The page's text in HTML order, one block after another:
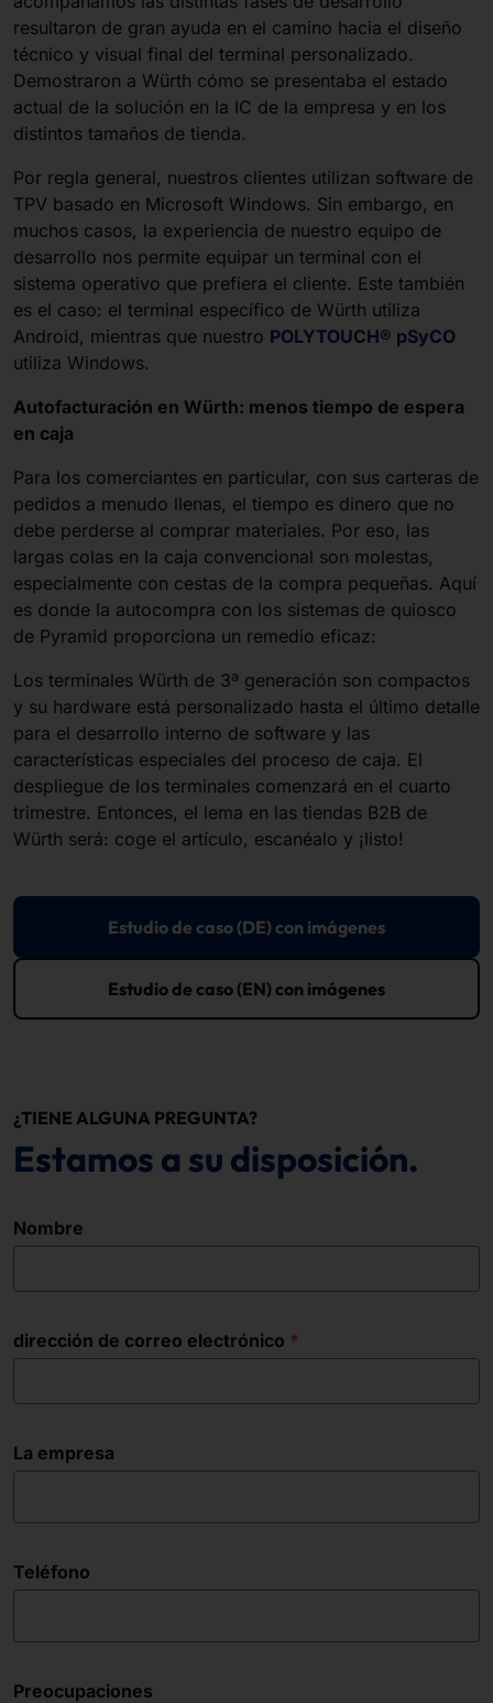
resultaron de gran ayuda en el camino hacia el diseño
técnico y visual final del terminal personalizado.
Demostraron a Würth cómo se presentaba el estado
actual de la solución en la IC de la empresa y en los
distintos tamaños de tienda.
Por regla general, nuestros clientes utilizan software de
TPV basado en Microsoft Windows. Sin embargo, en
muchos casos, la experiencia de nuestro equipo de
desarrollo nos permite equipar un terminal con el
sistema operativo que prefiera el cliente. Este también
es el caso: el terminal específico de Würth utiliza
Android, mientras que nuestro POLYTOUCH® pSyCO
utiliza Windows.
Autofacturación en Würth: menos tiempo de espera
en caja
Para los comerciantes en particular, con sus carteras de
pedidos a menudo llenas, el tiempo es dinero que no
debe perderse al comprar materiales. Por eso, las
largas colas en la caja convencional son molestas,
especialmente con cestas de la compra pequeñas. Aquí
es donde la autocompra con los sistemas de quiosco
de Pyramid proporciona un remedio eficaz:
Los terminales Würth de 3ª generación son compactos
y su hardware está personalizado hasta el último detalle
para el desarrollo interno de software y las
características especiales del proceso de caja. El
despliegue de los terminales comenzará en el cuarto
trimestre. Entonces, el lema en las tiendas B2B de
Würth será: coge el artículo, escanéalo y ¡listo!
Estudio de caso (DE) con imágenes
Estudio de caso (EN) con imágenes
¿TIENE ALGUNA PREGUNTA?
Estamos a su disposición.
Nombre
dirección de correo electrónico
La empresa
Teléfono
Preocupaciones